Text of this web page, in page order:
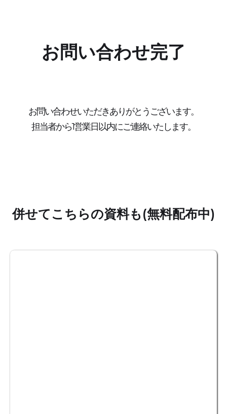
お問い合わせ完了
お問い合わせいただきありがとうございます。
担当者から1営業日以内にご連絡いたします。
併せてこちらの資料も(無料配布中)